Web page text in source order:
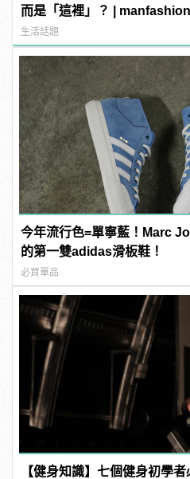
而是「這裡」？ |
型男
生活話題
今年流行色=單寧藍！Marc
的第一雙adidas滑板鞋！
必買單品
【健身知識】七個健身初學